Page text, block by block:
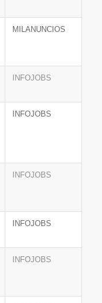
MILANUNCIOS
INFOJOBS
INFOJOBS
INFOJOBS
INFOJOBS
INFOJOBS